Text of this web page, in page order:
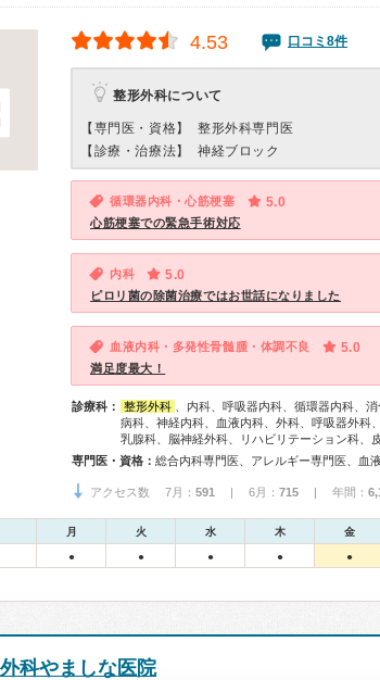
4.53 口コミ8件
整形外科について
【専門医・資格】
整形外科専門医
【診療・治療法】
神経ブロック
循環器内科・心筋梗塞 5.0
心筋梗塞での緊急手術対応
内科 5.0
ピロリ菌の除菌治療ではお世話になりました
血液内科・多発性骨髄腫・体調不良 5.0
満足度最大！
診療科： 整形外科
、内科、呼吸器内科、循環器内科、
病科、神経内科、血液内科、外科、呼吸器外科
乳腺科、脳神経外科、リハビリテーション科、
専門医・資格：
アクセス数 7月： 591 | 6月： 715 | 年間：
月 火 水 木 金
● ● ● ● ●
科やましな医院